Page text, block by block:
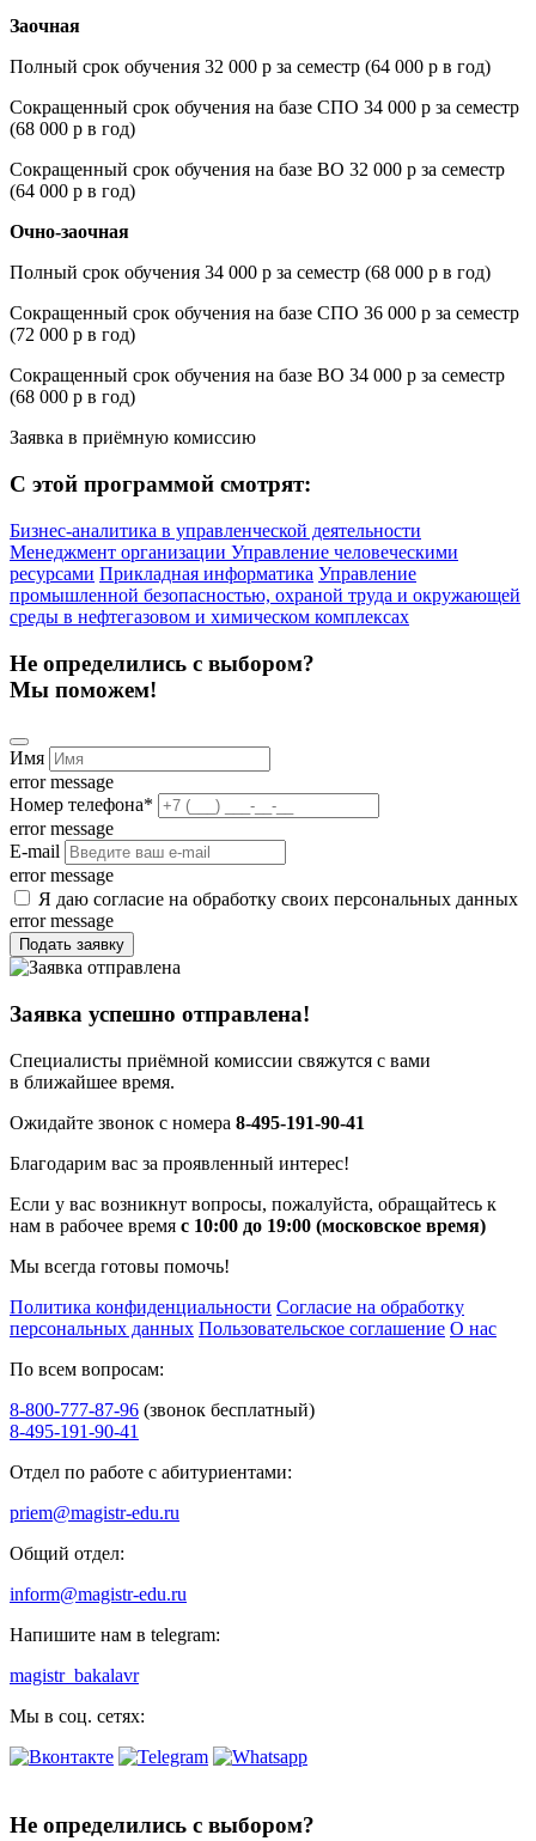
Заочная
Полный срок обучения 32 000 р за семестр (64 000 р в год)
Сокращенный срок обучения на базе СПО 34 000 р за семестр
(68 000 р в год)
Сокращенный срок обучения на базе ВО 32 000 р за семестр
(64 000 р в год)
Очно-заочная
Полный срок обучения 34 000 р за семестр (68 000 р в год)
Сокращенный срок обучения на базе СПО 36 000 р за семестр
(72 000 р в год)
Сокращенный срок обучения на базе ВО 34 000 р за семестр
(68 000 р в год)
Заявка в приёмную комиссию
С этой программой смотрят:
Бизнес-аналитика в управленческой деятельности
Менеджмент организации Управление человеческими
ресурсами Прикладная информатика Управление
промышленной безопасностью, охраной труда и окружающей
среды в нефтегазовом и химическом комплексах
Не определились с выбором?
Мы поможем!
Имя
error message
Номер телефона*
error message
E-mail
error message
Я даю согласие на обработку своих персональных данных
error message
Подать заявку
Заявка успешно отправлена!
Специалисты приёмной комиссии свяжутся с вами
в ближайшее время.
Ожидайте звонок с номера 8-495-191-90-41
Благодарим вас за проявленный интерес!
Если у вас возникнут вопросы, пожалуйста, обращайтесь к
нам в рабочее время с 10:00 до 19:00 (московское время)
Мы всегда готовы помочь!
Политика конфиденциальности Согласие на обработку
персональных данных Пользовательское соглашение О нас
По всем вопросам:
8-800-777-87-96 (звонок бесплатный)
8-495-191-90-41
Отдел по работе с абитуриентами:
priem@magistr-edu.ru
Общий отдел:
inform@magistr-edu.ru
Напишите нам в telegram:
magistr_bakalavr
Мы в соц. сетях:
Не определились с выбором?